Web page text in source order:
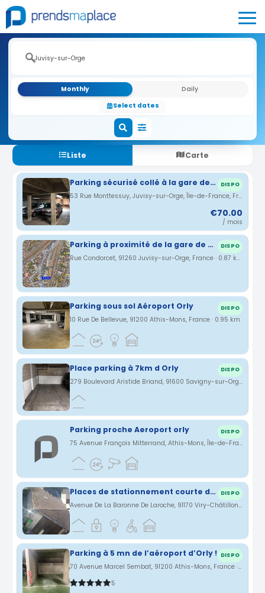
Monthly
Daily
Select dates
Liste Carte
Parking sécurisé collé à la gare de Juvisy s/Orge DISPO
53 Rue Monttessuy, Juvisy-sur-Orge, Île-de-France, France · 0.64 km
€70.00
/ mois
Parking à proximité de la gare de Juvisy DISPO
Rue Condorcet, 91260 Juvisy-sur-Orge, France · 0.87 km
Parking sous sol Aéroport Orly DISPO
10 Rue De Bellevue, 91200 Athis-Mons, France · 0.95 km
Place parking à 7km d Orly DISPO
279 Boulevard Aristide Briand, 91600 Savigny-sur-Orge, France · 1.12 km
Parking proche Aeroport orly DISPO
75 Avenue François Mitterrand, Athis-Mons, Île-de-France, France · 1.42 km
Places de stationnement courte durée DISPO
Avenue De La Baronne De Laroche, 91170 Viry-Châtillon, France · 1.67 km
Parking à 5 mn de l’aéroport d’Orly ! DISPO
70 Avenue Marcel Sembat, 91200 Athis-Mons, France · 1.77 km
5